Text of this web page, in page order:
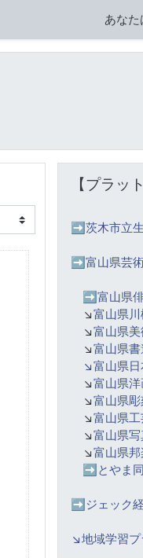
あな
【プラッ
➡️ 茨木市立
➡️富山県芸
➡️ 富山県
↘️富山県川
↘️富山県美
↘️富山県書
↘️富山県日
↘️富山県洋
↘️富山県彫
↘️富山県工
↘️富山県写
↘️富山県邦
➡️ とやま
➡️ジェック経
↘️地域学習プ